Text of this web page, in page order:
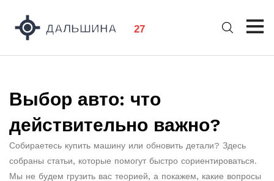
Выбор авто: что
действительно важно?
Собираетесь купить машину или обновить детали? Здесь
собраны статьи, которые помогут быстро сориентироваться.
Мы не будем грузить вас теорией, а покажем, какие вопросы